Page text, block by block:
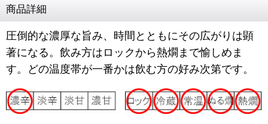
商品詳細
圧倒的な濃厚な旨み、時間とともにその広がりは顕
著になる。飲み方はロックから熱燗まで愉しめま
す。どの温度帯が一番かは飲む方の好み次第です。